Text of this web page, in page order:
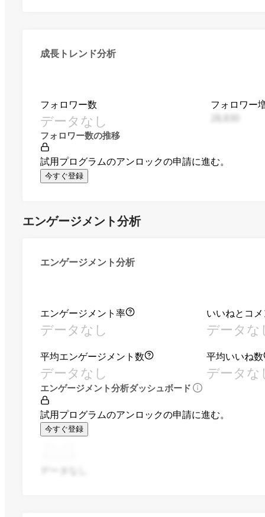
成長トレンド分析
フォロワー数
データなし
フォロワー
フォロワー数の推移
試用プログラムのアンロックの申請に進む。
今すぐ登録
エンゲージメント分析
エンゲージメント分析
エンゲージメント率
データなし
いいねとコ
データな
平均エンゲージメント数
データなし
平均いいね数
データな
エンゲージメント分析ダッシュボード
試用プログラムのアンロックの申請に進む。
今すぐ登録